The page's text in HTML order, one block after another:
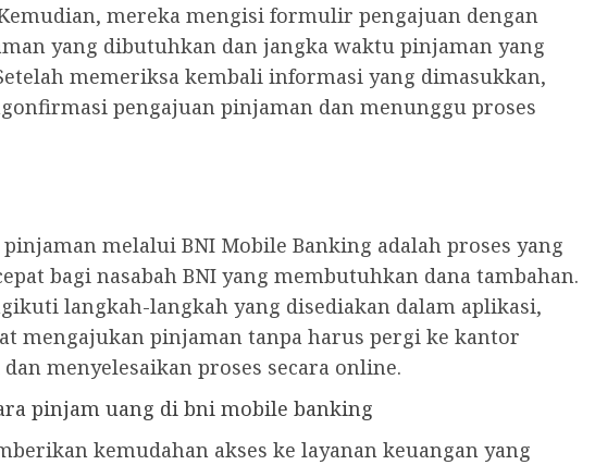
mereka mengisi formulir pengajuan dengan
yang dibutuhkan dan jangka waktu pinjaman yang
memeriksa kembali informasi yang dimasukkan,
pengajuan pinjaman dan menunggu proses
melalui BNI Mobile Banking adalah proses yang
bagi nasabah BNI yang membutuhkan dana tambahan.
langkah-langkah yang disediakan dalam aplikasi,
mengajukan pinjaman tanpa harus pergi ke kantor
dan menyelesaikan proses secara online.
pinjam uang di bni mobile banking
kemudahan akses ke layanan keuangan yang